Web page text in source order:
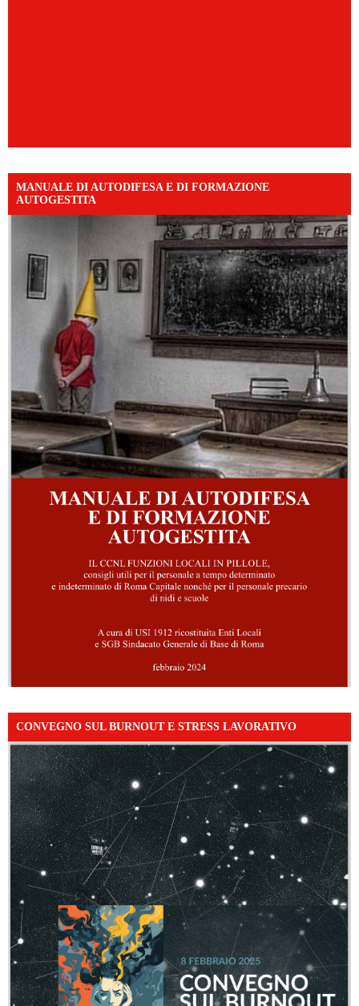
MANUALE DI AUTODIFESA E DI FORMAZIONE
AUTOGESTITA
CONVEGNO SUL BURNOUT E STRESS LAVORATIVO